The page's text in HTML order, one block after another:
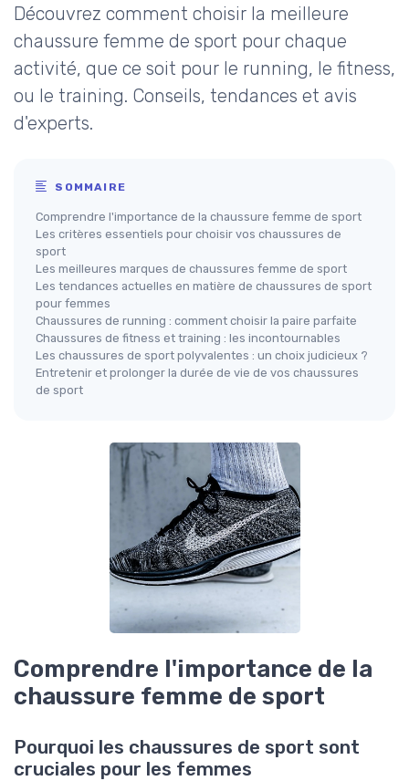
Découvrez comment choisir la meilleure
chaussure femme de sport pour chaque
activité, que ce soit pour le running, le fitness,
ou le training. Conseils, tendances et avis
d'experts.
SOMMAIRE
Comprendre l'importance de la chaussure femme de sport
Les critères essentiels pour choisir vos chaussures de
sport
Les meilleures marques de chaussures femme de sport
Les tendances actuelles en matière de chaussures de sport
pour femmes
Chaussures de running : comment choisir la paire parfaite
Chaussures de fitness et training : les incontournables
Les chaussures de sport polyvalentes : un choix judicieux ?
Entretenir et prolonger la durée de vie de vos chaussures
de sport
Comprendre l'importance de la
chaussure femme de sport
Pourquoi les chaussures de sport sont
cruciales pour les femmes